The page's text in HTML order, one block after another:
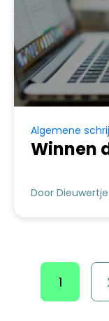
Algemene
Winnen
Door Dieuwertje
1